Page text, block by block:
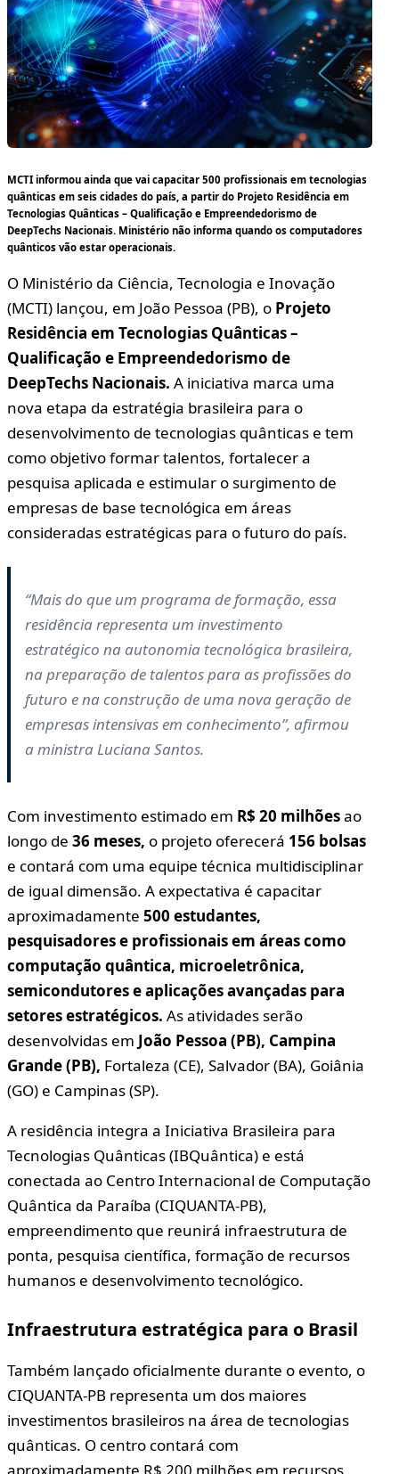
MCTI informou ainda que vai capacitar 500 profissionais em tecnologias
quânticas em seis cidades do país, a partir do Projeto Residência em
Tecnologias Quânticas – Qualificação e Empreendedorismo de
DeepTechs Nacionais. Ministério não informa quando os computadores
quânticos vão estar operacionais.
O Ministério da Ciência, Tecnologia e Inovação
(MCTI) lançou, em João Pessoa (PB), o Projeto
Residência em Tecnologias Quânticas –
Qualificação e Empreendedorismo de
DeepTechs Nacionais. A iniciativa marca uma
nova etapa da estratégia brasileira para o
desenvolvimento de tecnologias quânticas e tem
como objetivo formar talentos, fortalecer a
pesquisa aplicada e estimular o surgimento de
empresas de base tecnológica em áreas
consideradas estratégicas para o futuro do país.
“Mais do que um programa de formação, essa
residência representa um investimento
estratégico na autonomia tecnológica brasileira,
na preparação de talentos para as profissões do
futuro e na construção de uma nova geração de
empresas intensivas em conhecimento”, afirmou
a ministra Luciana Santos.
Com investimento estimado em R$ 20 milhõesao
longo de 36 meses, o projeto oferecerá 156 bolsas
e contará com uma equipe técnica multidisciplinar
de igual dimensão. A expectativa é capacitar
aproximadamente 500 estudantes,
pesquisadores e profissionais em áreas como
computação quântica, microeletrônica,
semicondutores e aplicações avançadas para
setores estratégicos. As atividades serão
desenvolvidas em João Pessoa (PB), Campina
Grande (PB), Fortaleza (CE), Salvador (BA), Goiânia
(GO) e Campinas (SP).
A residência integra a Iniciativa Brasileira para
Tecnologias Quânticas (IBQuântica) e está
conectada ao Centro Internacional de Computação
Quântica da Paraíba (CIQUANTA-PB),
empreendimento que reunirá infraestrutura de
ponta, pesquisa científica, formação de recursos
humanos e desenvolvimento tecnológico.
Infraestrutura estratégica para o Brasil
Também lançado oficialmente durante o evento, o
CIQUANTA-PB representa um dos maiores
investimentos brasileiros na área de tecnologias
quânticas. O centro contará com